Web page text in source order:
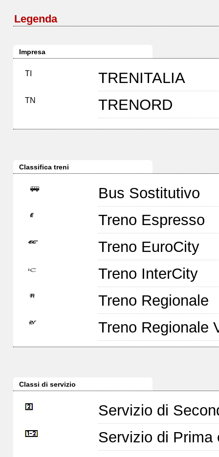
Legenda
Impresa
TI TRENITALIA
TN TRENORD
Classifica treni
Bus Sostitutivo
Treno Espresso
Treno EuroCity
Treno InterCity
Treno Regionale
Treno Regionale
Classi di servizio
Servizio di
Servizio di Prima